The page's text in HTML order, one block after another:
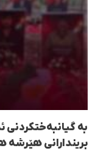
بە
بریندارانی هێرشە